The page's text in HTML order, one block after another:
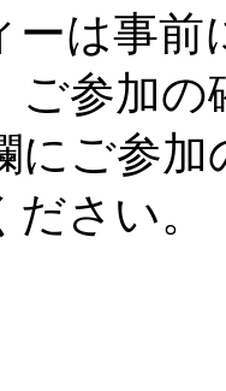
ーは事
ご参加
にご参
さい。